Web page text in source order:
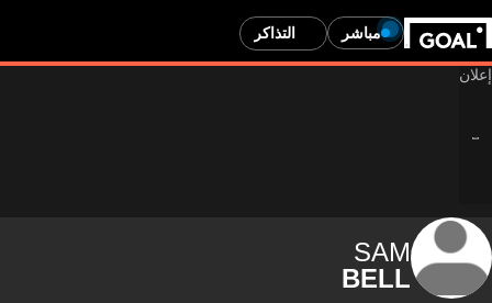
مباشر التذاكر
SAM
BELL